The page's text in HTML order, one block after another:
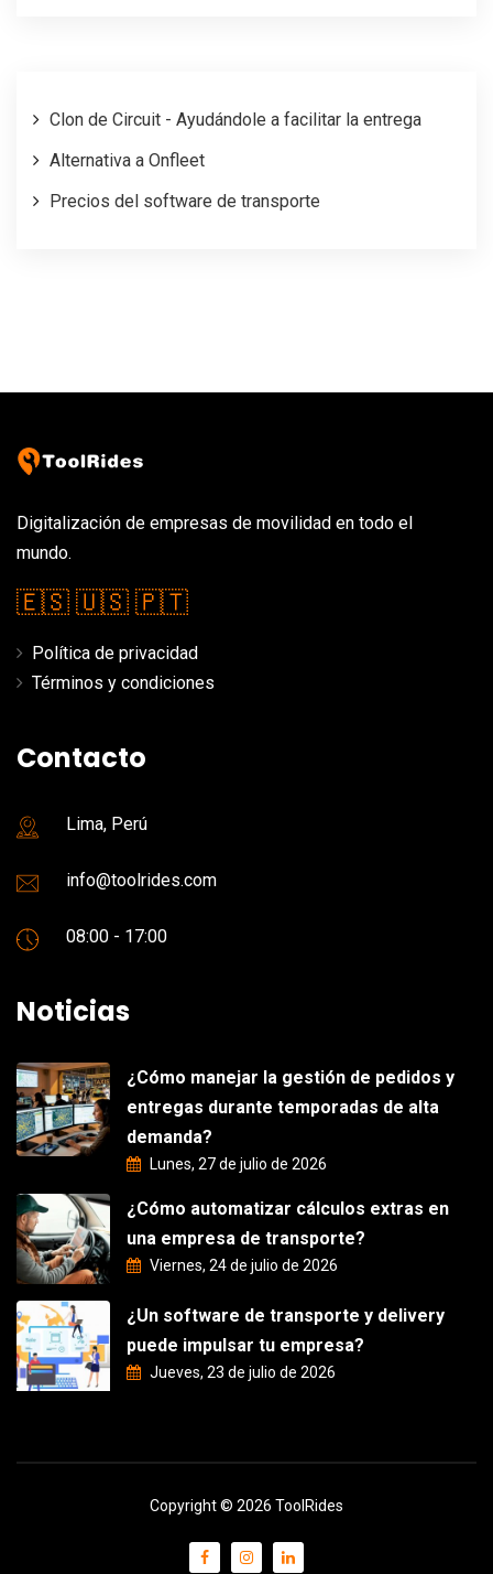
Clon de Circuit - Ayudándole a facilitar la entrega
Alternativa a Onfleet
Precios del software de transporte
Digitalización de empresas de movilidad en todo el
mundo.
🇪🇸 🇺🇸 🇵🇹
Política de privacidad
Términos y condiciones
Contacto
Lima, Perú
info@toolrides.com
08:00 - 17:00
Noticias
¿Cómo manejar la gestión de pedidos y
entregas durante temporadas de alta
demanda?
Lunes, 27 de julio de 2026
¿Cómo automatizar cálculos extras en
una empresa de transporte?
Viernes, 24 de julio de 2026
¿Un software de transporte y delivery
puede impulsar tu empresa?
Jueves, 23 de julio de 2026
Copyright © 2026 ToolRides